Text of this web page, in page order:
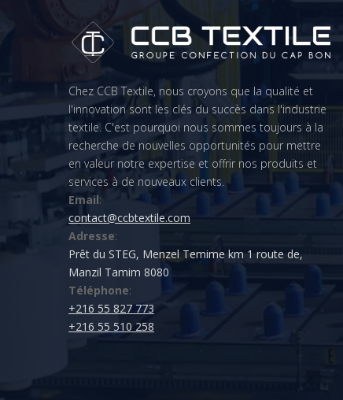
Chez CCB Textile, nous croyons que la qualité et
l'innovation sont les clés du succès dans l'industrie
textile. C'est pourquoi nous sommes toujours à la
recherche de nouvelles opportunités pour mettre
en valeur notre expertise et offrir nos produits et
services à de nouveaux clients.
Email:
contact@ccbtextile.com
Adresse:
Prêt du STEG, Menzel Temime km 1 route de,
Manzil Tamim 8080
Téléphone:
+216 55 827 773
+216 55 510 258